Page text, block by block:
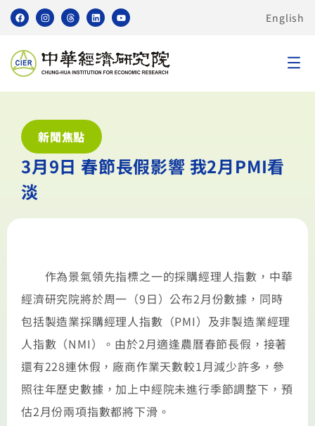
English
新聞焦點
3月9日 春節長假影響 我2月PMI看
淡
作為景氣領先指標之一的採購經理人指數，中華
經濟研究院將於周一（9日）公布2月份數據，同時
包括製造業採購經理人指數（PMI）及非製造業經理
人指數（NMI）。由於2月適逢農曆春節長假，接著
還有228連休假，廠商作業天數較1月減少許多，參
照往年歷史數據，加上中經院未進行季節調整下，預
估2月份兩項指數都將下滑。